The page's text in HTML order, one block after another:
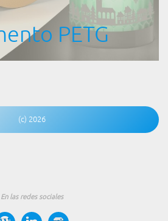
PETG
(c) 2026
En las redes sociales